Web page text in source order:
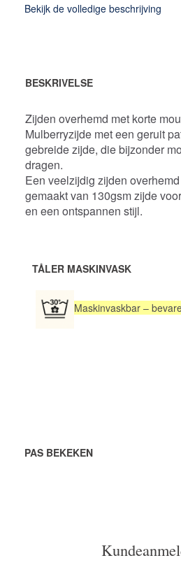
Bekijk de volledige beschrijving
BESKRIVELSE
Zijden overhemd met korte
Mulberryzijde met een geruit
gebreide zijde, die bijzonder
dragen.
Een veelzijdig zijden
gemaakt van 130gsm zijde
en een ontspannen stijl.
TÅLER MASKINVASK
Maskinvaskbar –
PAS BEKEKEN